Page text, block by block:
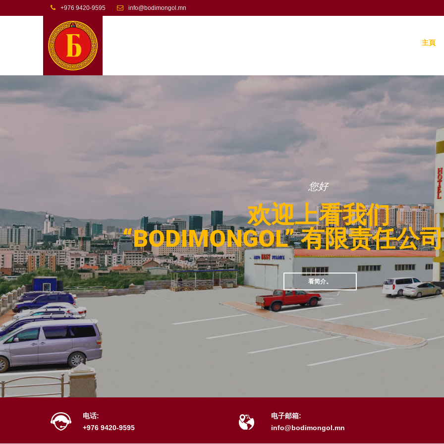
+976 9420-9595 info@bodimongol.mn
主頁
您好
欢迎上看我们
“ВODIMONGOL” 有限责任公
看简介。
电话:
+976 9420-9595
电子邮箱:
info@bodimongol.mn